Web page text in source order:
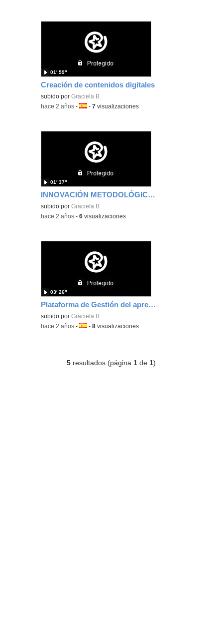
Creación de contenidos digitales
subido porGraciela B.
01′ 59″
-hace 2 años -Idioma:
-7 visualizaciones
INNOVACIÓN METODOLÓGICA : ABP
subido porGraciela B.
01′ 37″
-hace 2 años -6 visualizaciones
Plataforma de Gestión del aprendizaje: Googleclassroom
subido porGraciela B.
03′ 26″
-hace 2 años -Idioma:
-8 visualizaciones
5 resultados (página 1 de 1)